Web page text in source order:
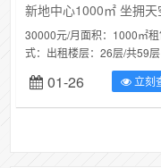
30000元/月面积：1000㎡
式：出租楼层：26层/共59
型：写字楼 装修：简装 租
个月区域：红谷滩...
01-26 立刻